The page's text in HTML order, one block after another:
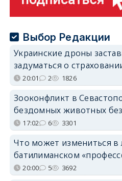
Выбор Редакции
Украинские дроны
задуматься о
20:01 2 1826
Зооконфликт в
бездомных животных
17:02 6 3301
Что может измениться в
батилиманском
20:00 5 3692